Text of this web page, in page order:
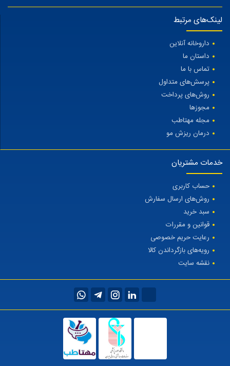
لینک‌های مرتبط
داروخانه آنلاین
داستان ما
تماس با ما
پرسش‌های متداول
روش‌های پرداخت
مجوزها
مجله مهتاطب
درمان ریزش مو
خدمات مشتریان
حساب کاربری
روش‌های ارسال سفارش
سبد خرید
قوانین و مقررات
رعایت حریم خصوصی
رویه‌های بازگرداندن کالا
نقشه سایت